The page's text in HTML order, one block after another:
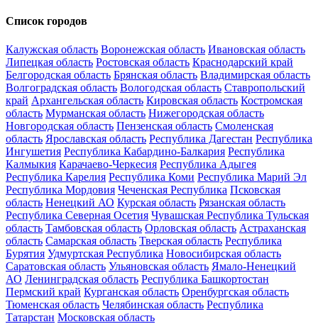
Список городов
Калужская область Воронежская область Ивановская область
Липецкая область Ростовская область Краснодарский край
Белгородская область Брянская область Владимирская область
Волгоградская область Вологодская область Ставропольский
край Архангельская область Кировская область Костромская
область Мурманская область Нижегородская область
Новгородская область Пензенская область Смоленская
область Ярославская область Республика Дагестан Республика
Ингушетия Республика Кабардино-Балкария Республика
Калмыкия Карачаево-Черкесия Республика Адыгея
Республика Карелия Республика Коми Республика Марий Эл
Республика Мордовия Чеченская Республика Псковская
область Ненецкий АО Курская область Рязанская область
Республика Северная Осетия Чувашская Республика Тульская
область Тамбовская область Орловская область Астраханская
область Самарская область Тверская область Республика
Бурятия Удмуртская Республика Новосибирская область
Саратовская область Ульяновская область Ямало-Ненецкий
АО Ленинградская область Республика Башкортостан
Пермский край Курганская область Оренбургская область
Тюменская область Челябинская область Республика
Татарстан Московская область